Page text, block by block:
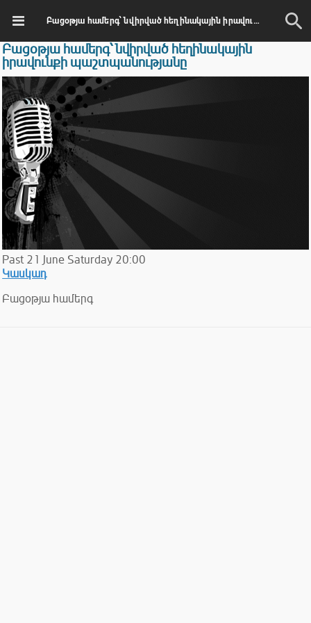
Բացօթյա համերգ՝ նվիրված հեղինակային իրավունքի պաշտպանությանը
Բացօթյա համերգ՝ նվիրված հեղինակային
իրավունքի պաշտպանությանը
Past 21 June Saturday 20:00
Կասկադ
Բացօթյա համերգ